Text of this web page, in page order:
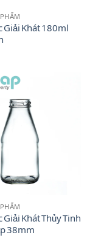
Giải Khát 180ml
Giải Khát Thủy Tinh
38mm